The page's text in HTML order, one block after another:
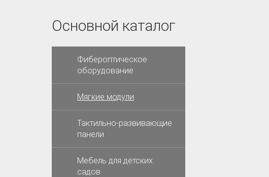
Основной каталог
Фибероптическое
оборудование
Мягкие модули
Тактильно-развивающие
панели
Мебель для детских
садов